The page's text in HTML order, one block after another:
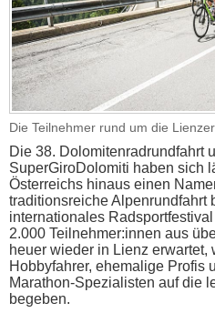
Die Teilnehmer rund um die
Die 38. Dolomitenradrundfahrt
SuperGiroDolomiti haben sich
Österreichs hinaus einen
traditionsreiche Alpenrundfahrt
internationales
2.000 Teilnehmer:innen aus
heuer wieder in Lienz
Hobbyfahrer, ehemalige Profis
Marathon-Spezialisten auf die
begeben.